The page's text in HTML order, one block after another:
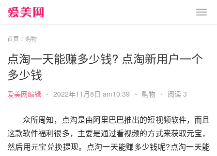
首页 购物
点淘一天能赚多少钱? 点淘新用户一个
多少钱
爱美网编辑 • 2022年11月8日 am10:39 • 购物 • 阅读 3
众所周知，点淘是由阿里巴巴推出的短视频软件，而且
这款软件福利很多，主要是通过看视频的方式来获取元宝，
然后用元宝兑换提现。点淘一天能赚多少钱呢?点淘一天能